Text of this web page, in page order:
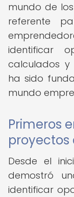
mundo de
referente
identificar
calculados y
ha sido
mundo
Primeros
proyectos
Desde el
demostró
identificar